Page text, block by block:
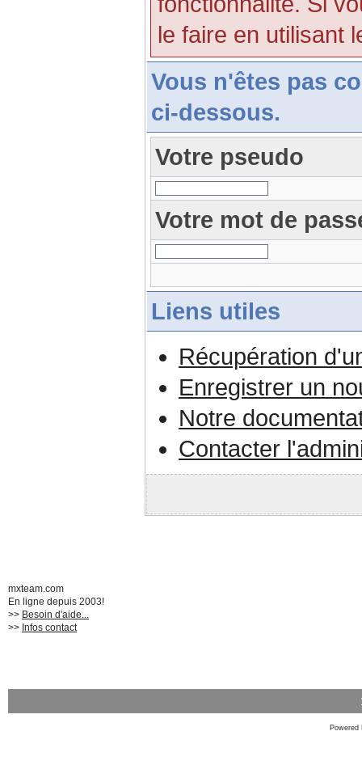
le faire en utilisant
Vous n'êtes pas
ci-dessous.
Votre pseudo
Votre mot de
Liens utiles
Récupération
Enregistrer un
Notre
Contacter
mxteam.com
En ligne depuis 2003!
>> Besoin d'aide...
>> Infos contact